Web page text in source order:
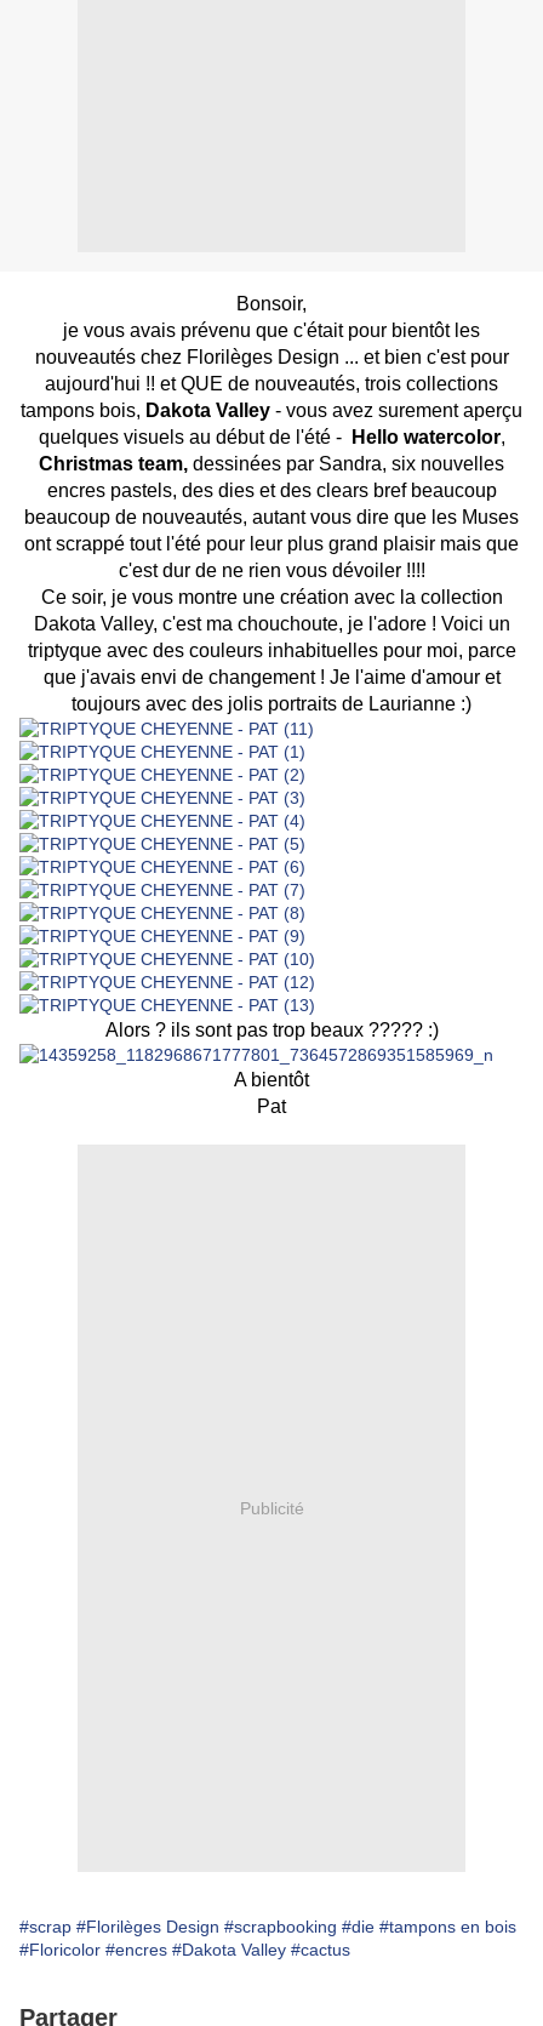
Bonsoir,
je vous avais prévenu que c'était pour bientôt les
nouveautés chez Florilèges Design ... et bien c'est pour
aujourd'hui !! et QUE de nouveautés, trois collections
tampons bois, Dakota Valley - vous avez surement aperçu
quelques visuels au début de l'été -
Hello watercolor,
Christmas team, dessinées par Sandra, six nouvelles
encres pastels, des dies et des clears bref beaucoup
beaucoup de nouveautés, autant vous dire que les Muses
ont scrappé tout l'été pour leur plus grand plaisir mais que
c'est dur de ne rien vous dévoiler !!!!
Ce soir, je vous montre une création avec la collection
Dakota Valley, c'est ma chouchoute, je l'adore ! Voici un
triptyque avec des couleurs inhabituelles pour moi, parce
que j'avais envi de changement ! Je l'aime d'amour et
toujours avec des jolis portraits de Laurianne :)
Alors ? ils sont pas trop beaux ????? :)
A bientôt
Pat
Publicité
#scrap #Florilèges Design #scrapbooking #die #tampons en bois
#Floricolor #encres #Dakota Valley #cactus
Partager